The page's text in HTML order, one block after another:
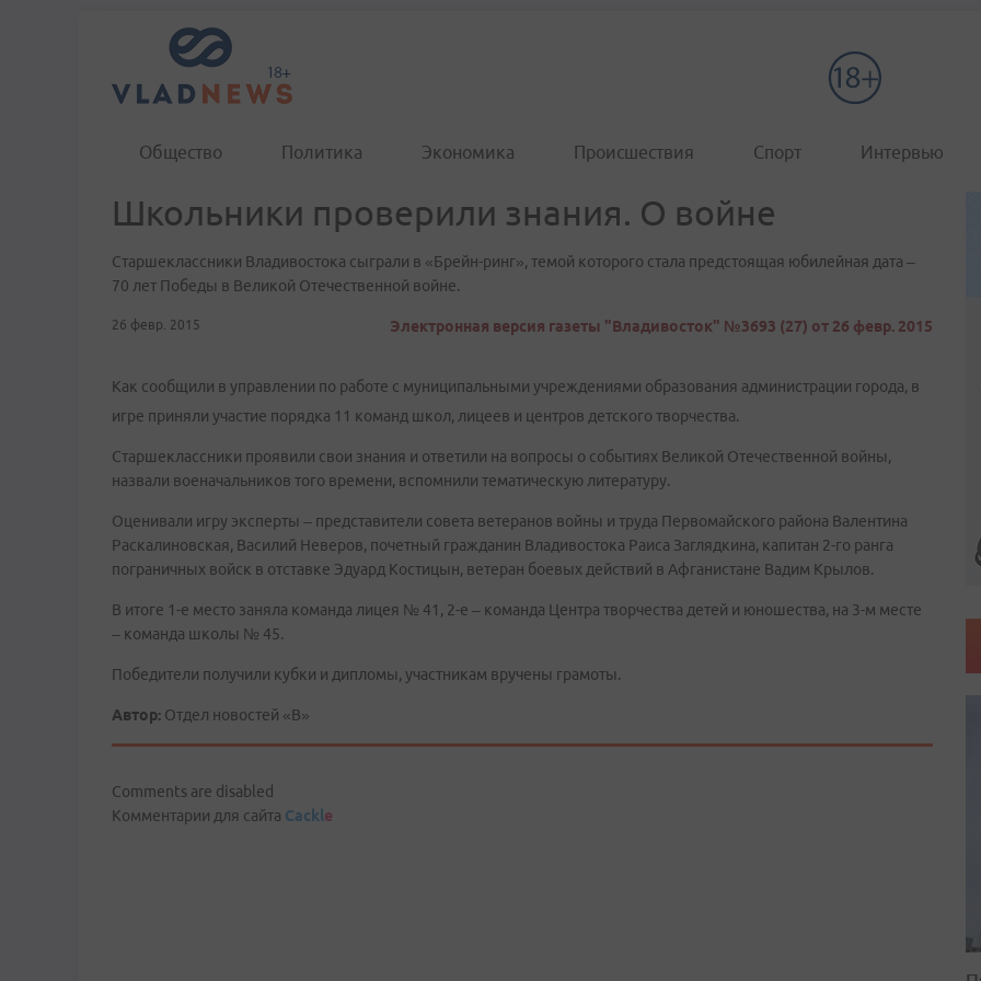
Общество Политика Экономика Происшествия Спорт Интервью
Школьники проверили знания. О войне
Старшеклассники Владивостока сыграли в «Брейн-ринг», темой которого стала предстоящая юбилейная дата –
70 лет Победы в Великой Отечественной войне.
26 февр. 2015 Электронная версия газеты "Владивосток" №3693 (27) от 26 февр. 2015
Как сообщили в управлении по работе с муниципальными учреждениями образования администрации города, в
игре приняли участие порядка 11 команд школ, лицеев и центров детского творчества.
Старшеклассники проявили свои знания и ответили на вопросы о событиях Великой Отечественной войны,
назвали военачальников того времени, вспомнили тематическую литературу.
Оценивали игру эксперты – представители совета ветеранов войны и труда Первомайского района Валентина
Раскалиновская, Василий Неверов, почетный гражданин Владивостока Раиса Заглядкина, капитан 2-го ранга
пограничных войск в отставке Эдуард Костицын, ветеран боевых действий в Афганистане Вадим Крылов.
В итоге 1-е место заняла команда лицея № 41, 2-е – команда Центра творчества детей и юношества, на 3-м месте
– команда школы № 45.
Победители получили кубки и дипломы, участникам вручены грамоты.
Автор: Отдел новостей «В»
Comments are disabled
Комментарии для сайта Cackle